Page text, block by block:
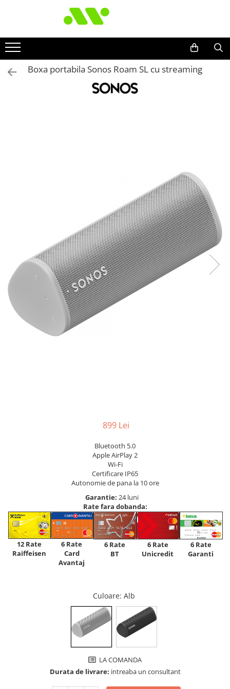
Boxa portabila Sonos Roam SL cu streaming
899 Lei
Bluetooth 5.0
Apple AirPlay 2
Wi-Fi
Certificare IP65
Autonomie de pana la 10 ore
Garantie: 24 luni
Rate fara dobanda:
12 Rate
Raiffeisen
6 Rate
Card
Avantaj
6 Rate
BT
6 Rate
Unicredit
6 Rate
Garanti
Culoare: Alb
LA COMANDA
Durata de livrare: intreaba un consultant